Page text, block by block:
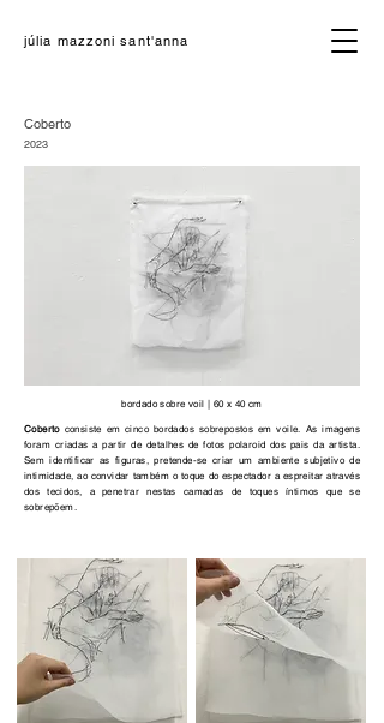
júlia mazzoni sant'anna
Coberto
2023
bordado sobre voil | 60 x 40 cm
Cobertoconsiste em cinco bordados sobrepostos em voile. As imagens
foram criadas a partir de detalhes de fotos polaroid dos pais da artista.
Sem identificar as figuras, pretende-se criar um ambiente subjetivo de
intimidade, ao convidar também o toque do espectador a espreitar através
dos tecidos, a penetrar nestas camadas de toques íntimos que se
sobrepõem.​